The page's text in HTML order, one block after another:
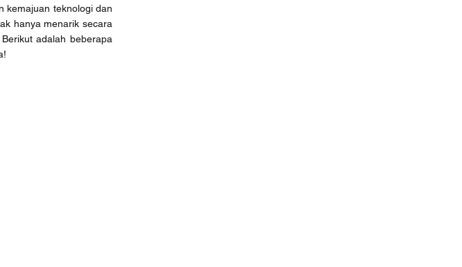
kemajuan teknologi dan
hanya menarik secara
adalah beberapa